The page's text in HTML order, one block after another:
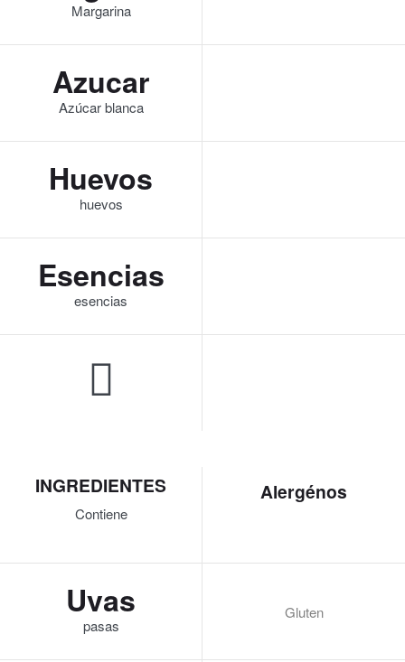
Margarina
Azucar
Azúcar blanca
Huevos
huevos
Esencias
esencias
INGREDIENTES
Contiene
Alergénos
Uvas
pasas
Gluten